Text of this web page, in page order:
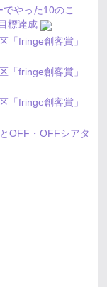
やった10のこ
標達成
「fringe創客賞」
「fringe創客賞」
「fringe創客賞」
OFF・OFFシアタ